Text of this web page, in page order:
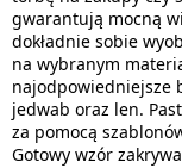
gwarantują mocną
dokładnie sobie
na wybranym
najodpowiedniejsze
jedwab oraz len.
za pomocą
Gotowy wzór